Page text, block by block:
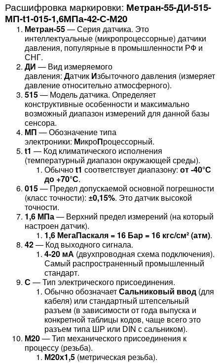
Расшифровка маркировки: Метран-55-ДИ-515-
МП-t1-015-1,6МПа-42-С-М20
Метран-55— Серия датчика. Это
интеллектуальные (микропроцессорные) датчики
давления, популярные в промышленности РФ и
СНГ.
ДИ — Вид измеряемого
давления: Датчик Избыточного давления (измеряет
давление относительно атмосферного).
515— Модель датчика. Определяет
конструктивные особенности и максимально
возможный диапазон измерений для данной базы
сенсора.
МП — Обозначение типа
электроники: МикроПроцессорный.
t1 — Код климатического исполнения
(температурный диапазон окружающей среды).
Обычноt1 соответствует диапазону: от -40°С
до +70°С.
015— Предел допускаемой основной погрешности
(класс точности): ±0,15%. Это датчик высокой
точности.
1,6 МПа— Верхний предел измерений (на который
настроен датчик).
1,6 МегаПаскаля = 16 Бар = 16 кгс/см² (атм).
42— Код выходного сигнала.
4-20 мА (двухпроводная схема подключения).
Самый распространенный промышленный
стандарт.
С — Тип электрического присоединения.
Обычно обозначаетСальниковый ввод (для
кабеля) или стандартный штепсельный
разъем (в зависимости от года выпуска и
конкретной таблицы кодов, чаще всего это
разъем типа ШР или DIN с сальником).
М20— Тип механического присоединения к
процессу (резьба).
М20х1,5 (метрическая резьба).